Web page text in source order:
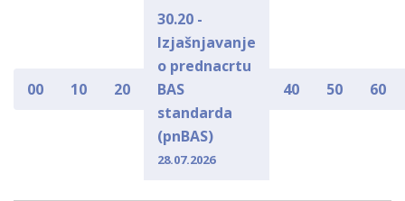
00 10 20
30.20 -
Izjašnjavanje
o prednacrtu
BAS
standarda
(pnBAS)
28.07.2026
40 50 60